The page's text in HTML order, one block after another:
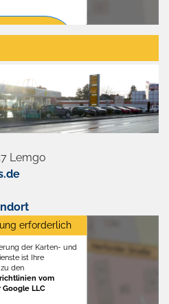
Lemgo
erforderlich
der Karten- und
ist Ihre
den
vom
LLC